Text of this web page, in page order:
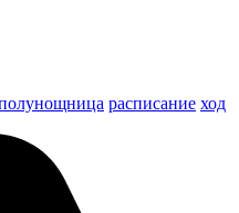
расписание ход